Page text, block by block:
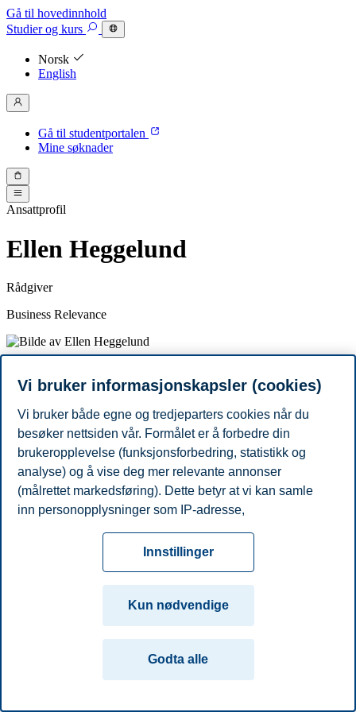
Gå til hovedinnhold
Studierog kurs
Norsk
English
Gå til studentportalen
Mine søknader
Ansattprofil
Ellen Heggelund
Rådgiver
Business Relevance
E-post ellen.heggelund@bi.no
Personvern Cookies TilgjengelighetserklæringDisclaimer
fraBeredskapKontakt oss
Campus:
OsloBergen TrondheimStavanger
© 2026 Handelshøyskolen BI
Vi bruker informasjonskapsler (cookies)
Vi bruker både egne og tredjeparters cookies når du
besøker nettsiden vår. Formålet er å forbedre din
brukeropplevelse (funksjonsforbedring, statistikk og
analyse) og å vise deg mer relevante annonser
(målrettet markedsføring). Dette betyr at vi kan samle
inn personopplysninger som IP-adresse,
cookies som er nødvendige for at nettsiden skal
fungere, kan du enten godta alle eller tilpasse ditt
samtykke ved å endre innstillinger.
Les mer om våre informasjonskapsler, hvilke
opplysninger vi samler inn og formålene i innstillinger
for informasjonskapsler. Du kan når som helst endre
eller trekke tilbake ditt samtykke i innstillingene ved å
Innstillinger
Kun nødvendige
Godta alle